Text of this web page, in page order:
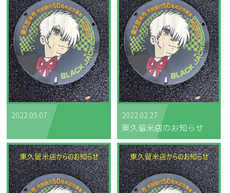
2022.05.07 2022.02.27
東久留米店のお知らせ